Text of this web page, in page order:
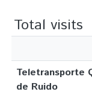
Total visits
Teletransporte
de Ruido